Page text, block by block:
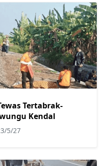
Tertabrak-
Kendal
5/27